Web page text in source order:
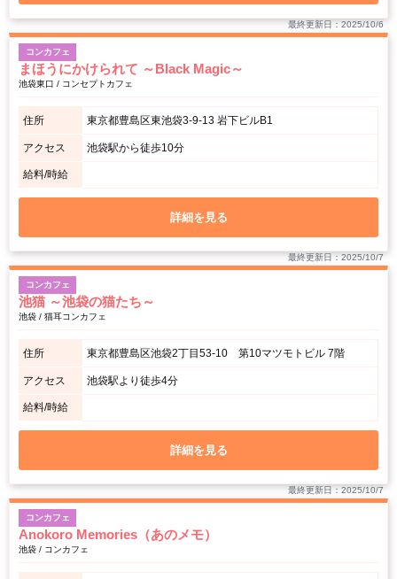
最終更新日：2025/10/6
コンカフェ
まほうにかけられて ～Black Magic～
池袋東口 / コンセプトカフェ
住所 東京都豊島区東池袋3-9-13 岩下ビルB1
アクセス 池袋駅から徒歩10分
給料/時給
詳細を見る
最終更新日：2025/10/7
コンカフェ
池猫 ～池袋の猫たち～
池袋 / 猫耳コンカフェ
住所 東京都豊島区池袋2丁目53-10 第10マツモトビル 7階
アクセス 池袋駅より徒歩4分
給料/時給
詳細を見る
最終更新日：2025/10/7
コンカフェ
Anokoro Memories（あのメモ）
池袋 / コンカフェ